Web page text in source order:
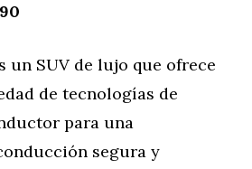
un SUV de lujo que ofrece
de tecnologías de
para una
segura y